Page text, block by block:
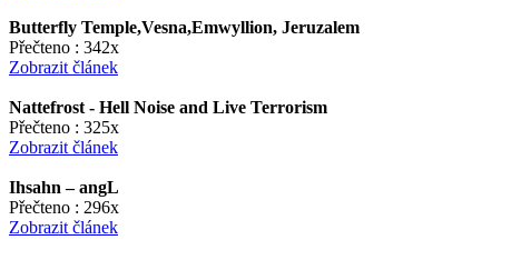
Butterfly Temple,Vesna,Emwyllion, Jeruzalem
Přečteno : 342x
Zobrazit článek
Nattefrost - Hell Noise and Live Terrorism
Přečteno : 325x
Zobrazit článek
Ihsahn – angL
Přečteno : 296x
Zobrazit článek